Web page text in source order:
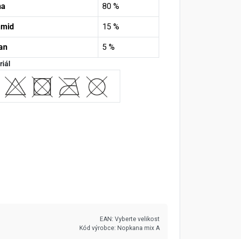
80 %
15 %
5 %
EAN: Vyberte velikost
Kód výrobce: Nopkana mix A